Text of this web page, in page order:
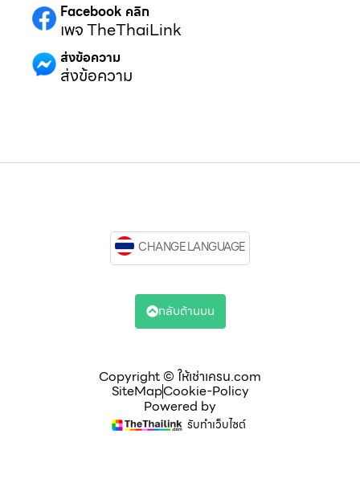
Facebook คลิก
เพจ TheThaiLink
ส่งข้อความ
ส่งข้อความ
Copyright © ให้เช่าเครน.com
SiteMapCookie-Policy
Powered by
รับทำเว็บไซต์
CHANGE LANGUAGE
กลับด้านบน